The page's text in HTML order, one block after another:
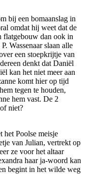
bij een bomaanslag in
omdat hij weet dat de
flatgebouw dan ook in
Wassenaar slaan alle
een stoepkrijtje van
denkt dat Daniël
kan het niet meer aan
komt hier op tijd
tegen te houden,
hem vast. De 2
niet?
het Poolse meisje
van Julian, vertrekt op
ze voor het altaar
haar ja-woord kan
begint in het wilde weg